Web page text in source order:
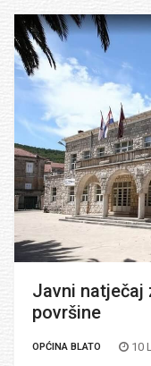
Javni natječaj
površine
OPĆINA BLATO 10